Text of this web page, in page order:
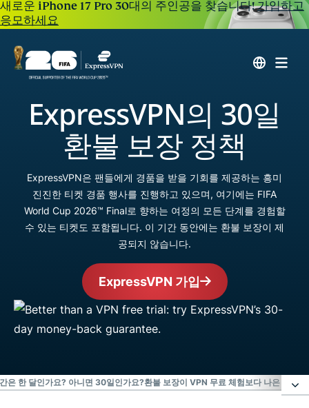
새로운 iPhone 17 Pro 30대의 주인공을 찾습니다!가입하고
응모하세요
ExpressVPN의 30일
환불 보장 정책
ExpressVPN은 팬들에게 경품을 받을 기회를 제공하는 흥미
진진한 티켓 경품 행사를 진행하고 있으며, 여기에는 FIFA
World Cup 2026™ Final로 향하는 여정의 모든 단계를 경험할
수 있는 티켓도 포함됩니다. 이 기간 동안에는 환불 보장이 제
공되지 않습니다.
ExpressVPN 가입
은 한 달인가요? 아니면 30일인가요?환불 보장이 VPN 무료 체험보다 나은 이유